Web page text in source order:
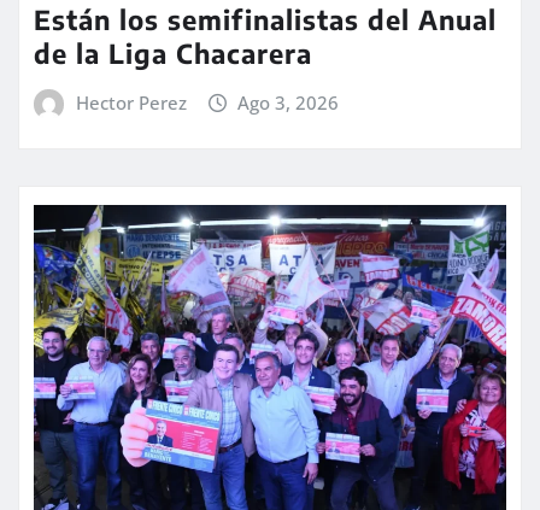
Están los semifinalistas del Anual
de la Liga Chacarera
Hector Perez Ago 3, 2026